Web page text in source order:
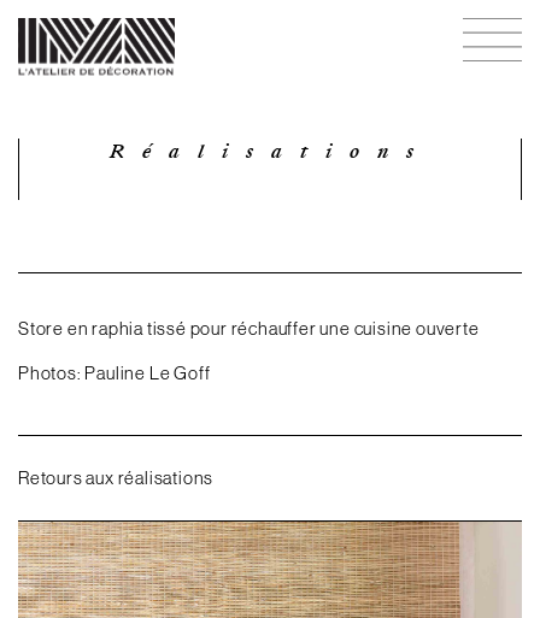
Réalisations
Store en raphia tissé pour réchauffer une cuisine ouverte
Photos: Pauline Le Goff
Retours aux réalisations